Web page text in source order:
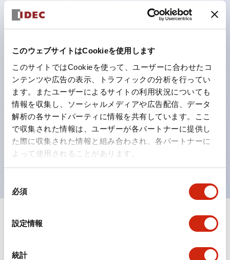
このウェブサイトはCookieを使用します
このサイトではCookieを使って、ユーザーに合わせたコ
ンテンツや広告の表示、トラフィックの分析を行ってい
ます。またユーザーによるサイトの利用状況についても
情報を収集し、ソーシャルメディアや広告配信、データ
解析の各サードパーティに情報を共有しています。ここ
で収集された情報は、ユーザーが各パートナーに提供し
た際に収集された情報と組み合わされ、各パートナーに
よって使用されることがあります。
必須
設定情報
統計
の機能を1つのスイッチで可能にした2点押ボタンスイッ
チも完備。
1つで6色の役をこなすLED球（LSRD球）。これまで色
ごとに分かれていたLED球を、1色のLED球で各色を表
現できるようにしました。
カラーユニバーサルデザインに対応。表示灯（角平形）
の点灯/消灯の認識および、点灯時のランプ色の識別が
対応。
ISO 3864-4安全色に対応。危険時や緊急事態時の色表
現がより明確・鮮明で、より多くの方が識別可能に。
仕様 すべて展開 +